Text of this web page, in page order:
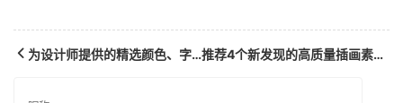
为设计师提供的精选颜色、字体等资源库 推荐4个新发现的高质量插画素材